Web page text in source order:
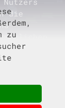
zu
die
bei einer
von der
auch